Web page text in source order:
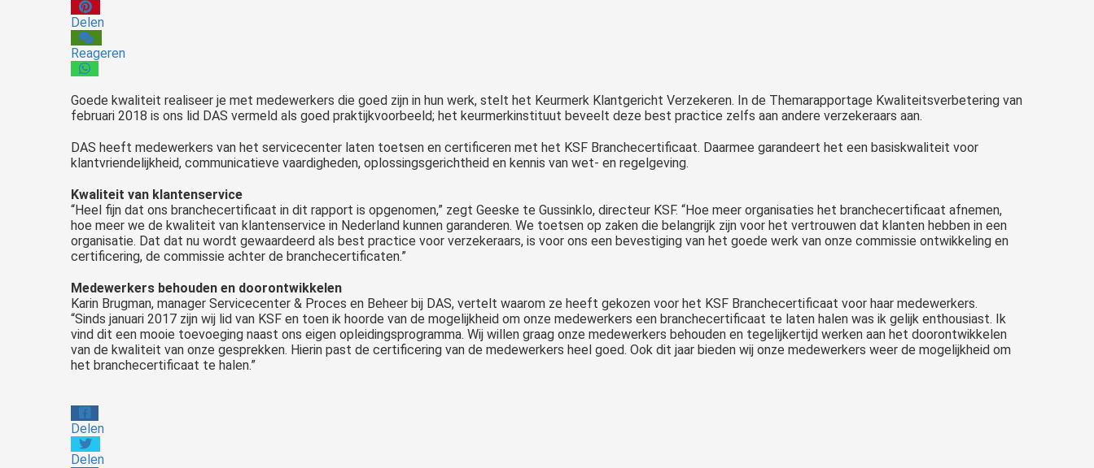
Delen
Reageren
Goede kwaliteit realiseer je met medewerkers die goed zijn in hun werk, stelt het Keurmerk Klantgericht Verzekeren. In de Themarapportage Kwaliteitsverbetering van
februari 2018 is ons lid DAS vermeld als goed praktijkvoorbeeld; het keurmerkinstituut beveelt deze best practice zelfs aan andere verzekeraars aan.
DAS heeft medewerkers van het servicecenter laten toetsen en certificeren met het KSF Branchecertificaat. Daarmee garandeert het een basiskwaliteit voor
klantvriendelijkheid, communicatieve vaardigheden, oplossingsgerichtheid en kennis van wet- en regelgeving.
Kwaliteit van klantenservice
“Heel fijn dat ons branchecertificaat in dit rapport is opgenomen,” zegt Geeske te Gussinklo, directeur KSF. “Hoe meer organisaties het branchecertificaat afnemen,
hoe meer we de kwaliteit van klantenservice in Nederland kunnen garanderen. We toetsen op zaken die belangrijk zijn voor het vertrouwen dat klanten hebben in een
organisatie. Dat dat nu wordt gewaardeerd als best practice voor verzekeraars, is voor ons een bevestiging van het goede werk van onze commissie ontwikkeling en
certificering, de commissie achter de branchecertificaten.”
Medewerkers behouden en doorontwikkelen
Karin Brugman, manager Servicecenter & Proces en Beheer bij DAS, vertelt waarom ze heeft gekozen voor het KSF Branchecertificaat voor haar medewerkers.
“Sinds januari 2017 zijn wij lid van KSF en toen ik hoorde van de mogelijkheid om onze medewerkers een branchecertificaat te laten halen was ik gelijk enthousiast. Ik
vind dit een mooie toevoeging naast ons eigen opleidingsprogramma. Wij willen graag onze medewerkers behouden en tegelijkertijd werken aan het doorontwikkelen
van de kwaliteit van onze gesprekken. Hierin past de certificering van de medewerkers heel goed. Ook dit jaar bieden wij onze medewerkers weer de mogelijkheid om
het branchecertificaat te halen.”
Delen
Delen